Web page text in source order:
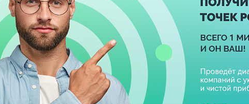
специалистов
вводным курсом. Каждый
имеет личную дорожную
и обучения
курсами повышения
и навыков.
крупные бренды